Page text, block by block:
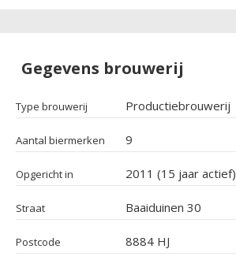
Gegevens brouwerij
Type brouwerij Productiebrouwerij
Aantal biermerken 9
Opgericht in 2011 (15 jaar actief)
Straat Baaiduinen 30
Postcode 8884 HJ